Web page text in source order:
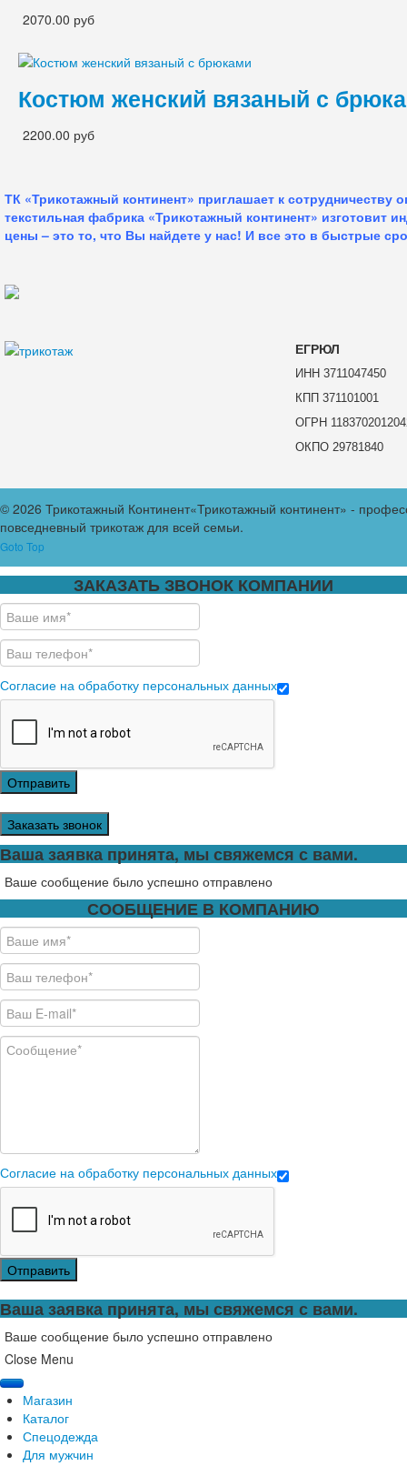
2070.00 руб
Костюм женский вязаный с
2200.00 руб
ТК «Трикотажный континент» приглашает к
текстильная фабрика «Трикотажный континент»
цены – это то, что Вы найдете у нас! И все это в быстрые
ЕГРЮЛ
ИНН 3711047450
КПП 371101001
ОГРН
ОКПО 29781840
© 2026 Трикотажный Континент«Трикотажный континент» -
повседневный трикотаж для всей семьи.
Goto Top
ЗАКАЗАТЬ ЗВОНОК КОМПАНИИ
Согласие на обработку персональных данных
Отправить
Заказать звонок
Ваша заявка принята, мы свяжемся с вами.
Ваше сообщение было успешно отправлено
СООБЩЕНИЕ В КОМПАНИЮ
Согласие на обработку персональных данных
Отправить
Ваша заявка принята, мы свяжемся с вами.
Ваше сообщение было успешно отправлено
Close Menu
Магазин
Каталог
Спецодежда
Брюки
Для мужчин